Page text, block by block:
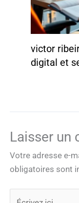
victor
digital et
Laisser un
Votre adresse e-
obligatoires sont